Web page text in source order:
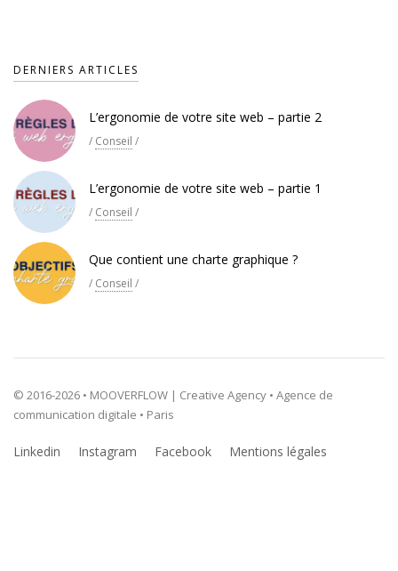
DERNIERS ARTICLES
L’ergonomie de votre site web – partie 2
/ Conseil /
L’ergonomie de votre site web – partie 1
/ Conseil /
Que contient une charte graphique ?
/ Conseil /
© 2016-2026 • MOOVERFLOW | Creative Agency • Agence de
communication digitale • Paris
Linkedin Instagram Facebook Mentions légales